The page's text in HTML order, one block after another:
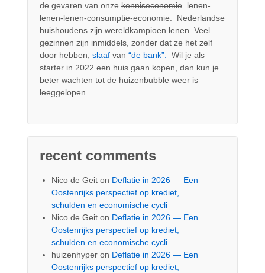
de gevaren van onze kenniseconomie lenen-
lenen-lenen-consumptie-economie. Nederlandse
huishoudens zijn wereldkampioen lenen. Veel
gezinnen zijn inmiddels, zonder dat ze het zelf
door hebben, slaaf van “de bank”.
Wil je als
starter in 2022 een huis gaan kopen, dan kun je
beter wachten tot de huizenbubble weer is
leeggelopen.
recent comments
Nico de Geit on Deflatie in 2026 — Een
Oostenrijks perspectief op krediet,
schulden en economische cycli
Nico de Geit on Deflatie in 2026 — Een
Oostenrijks perspectief op krediet,
schulden en economische cycli
huizenhyper on Deflatie in 2026 — Een
Oostenrijks perspectief op krediet,